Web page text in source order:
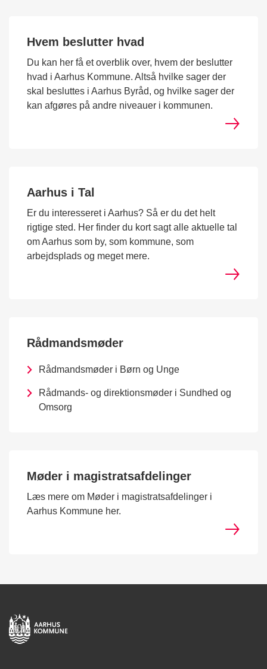
Hvem beslutter hvad
Du kan her få et overblik over, hvem der beslutter
hvad i Aarhus Kommune. Altså hvilke sager der
skal besluttes i Aarhus Byråd, og hvilke sager der
kan afgøres på andre niveauer i kommunen.
Aarhus i Tal
Er du interesseret i Aarhus? Så er du det helt
rigtige sted. Her finder du kort sagt alle aktuelle tal
om Aarhus som by, som kommune, som
arbejdsplads og meget mere.
Rådmandsmøder
Rådmandsmøder i Børn og Unge
Rådmands- og direktionsmøder i Sundhed og
Omsorg
Møder i magistratsafdelinger
Læs mere om Møder i magistratsafdelinger i
Aarhus Kommune her.